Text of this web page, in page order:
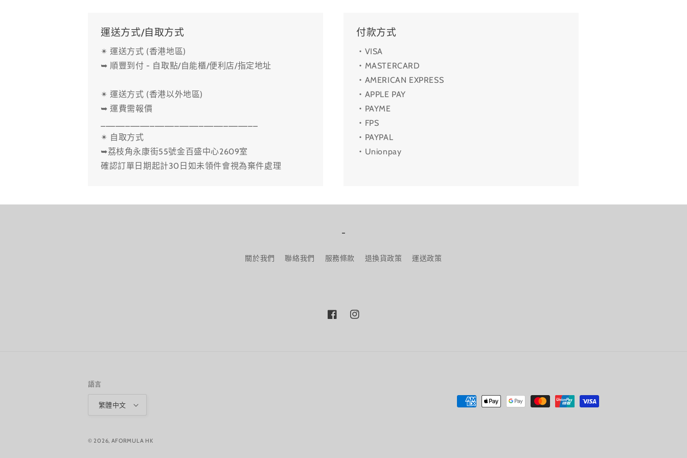
運送方式/自取方式
✴ 運送方式 (香港地區)
➥ 順豐到付 - 自取點/自能櫃/便利店/指定地址
✴ 運送方式 (香港以外地區)
➥ 運費需報價
✴ 自取方式
➥荔枝角永康街55號金百盛中心2609室
確認訂單日期起計30日如未領件會視為棄件處理
付款方式
・VISA
・MASTERCARD
・AMERICAN EXPRESS
・APPLE PAY
・PAYME
・FPS
・PAYPAL
・Unionpay
-
關於我們 聯絡我們 服務條款 退換貨政策 運送政策
FacebookInstagram
語言
繁體中文
© 2026, AFORMULA HK